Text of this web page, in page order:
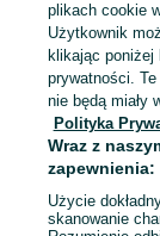
Mapa kategorii
Mapa miejscowości
Mapa ministron
Popularne
plikach cookie
Użytkownik
klikając poniżej
prywatności.
nie będą miały
Polityka
Wraz z
zapewnienia:
Użycie
skanowanie